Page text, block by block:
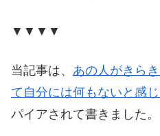
▼▼▼▼
当記事は、 あの人がきら
て自分には何もないと感
パイアされて書きました。